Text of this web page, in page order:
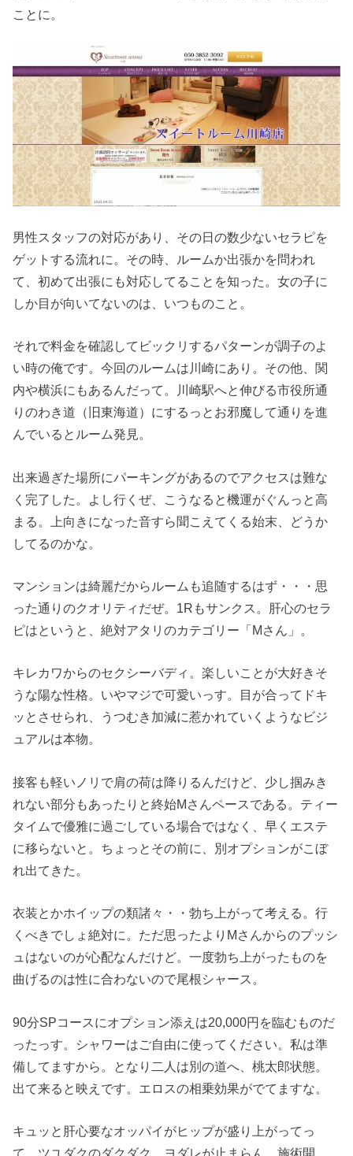
ことに。
男性スタッフの対応があり、その日の数少ないセラピを
ゲットする流れに。その時、ルームか出張かを問われ
て、初めて出張にも対応してることを知った。女の子に
しか目が向いてないのは、いつものこと。
それで料金を確認してビックリするパターンが調子のよ
い時の俺です。今回のルームは川崎にあり。その他、関
内や横浜にもあるんだって。川崎駅へと伸びる市役所通
りのわき道（旧東海道）にするっとお邪魔して通りを進
んでいるとルーム発見。
出来過ぎた場所にパーキングがあるのでアクセスは難な
く完了した。よし行くぜ、こうなると機運がぐんっと高
まる。上向きになった音すら聞こえてくる始末、どうか
してるのかな。
マンションは綺麗だからルームも追随するはず・・・思
った通りのクオリティだぜ。1Rもサンクス。肝心のセラ
ピはというと、絶対アタリのカテゴリー「Mさん」。
キレカワからのセクシーバディ。楽しいことが大好きそ
うな陽な性格。いやマジで可愛いっす。目が合ってドキ
ッとさせられ、うつむき加減に惹かれていくようなビジ
ュアルは本物。
接客も軽いノリで肩の荷は降りるんだけど、少し掴みき
れない部分もあったりと終始Mさんペースである。ティー
タイムで優雅に過ごしている場合ではなく、早くエステ
に移らないと。ちょっとその前に、別オプションがこぼ
れ出てきた。
衣装とかホイップの類諸々・・勃ち上がって考える。行
くべきでしょ絶対に。ただ思ったよりMさんからのプッシ
ュはないのが心配なんだけど。一度勃ち上がったものを
曲げるのは性に合わないので尾根シャース。
90分SPコースにオプション添えは20,000円を臨むものだ
ったっす。シャワーはご自由に使ってください。私は準
備してますから。となり二人は別の道へ、桃太郎状態。
出て来ると映えです。エロスの相乗効果がでてますな。
キュッと肝心要なオッパイがヒップが盛り上がってっ
て。ツユダクのダクダク、ヨダレが止まらん。施術開